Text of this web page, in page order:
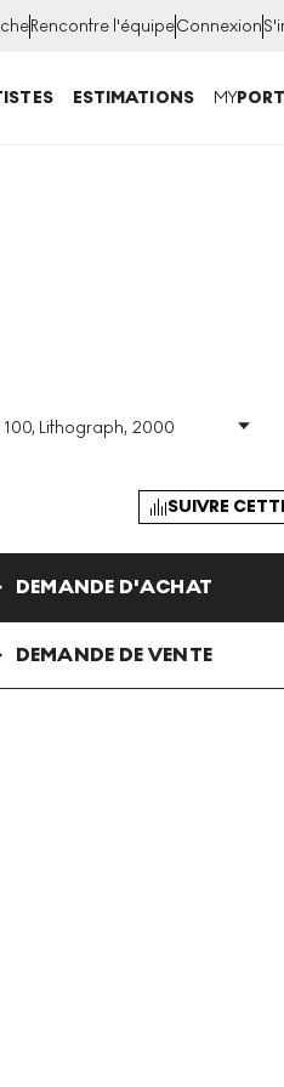
Rencontre l'équipeConnexion
ESTIMATIONS MY
Lithograph, 2000
Taille: H 80cm X W
Signed PrintSUIVRE
DEMANDE D'ACHAT
DEMANDE DE VENTE